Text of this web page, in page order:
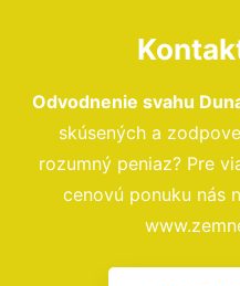
Odvodnenie svahu
skúsených a
rozumný peniaz? Pre
cenovú ponuku nás